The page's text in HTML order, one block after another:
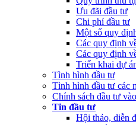
(Thứ Sáu, 24/02/2023 05:43)Việt
Ưu đãi đầu tư
Chi phí đầu tư
Một số quy
Các quy định
Các quy định
Triển khai dự
Tình hình đầu tư
Tình hình đầu tư các
Chính sách đầu tư vào
Tin đầu tư
Hội thảo, diễn